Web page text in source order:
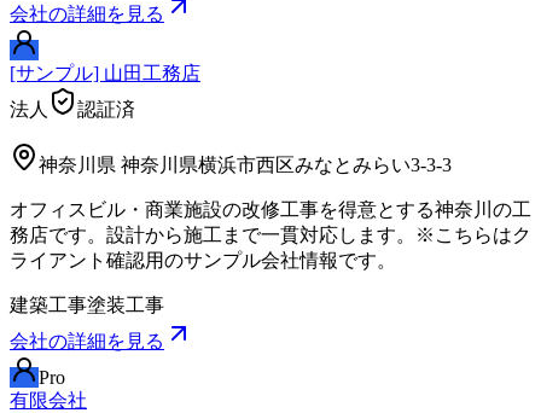
会社の詳細を見る
[サンプル] 山田工務店
法人
認証済
神奈川県 神奈川県横浜市西区みなとみらい3-3-3
オフィスビル・商業施設の改修工事を得意とする神奈川の工
務店です。設計から施工まで一貫対応します。※こちらはク
ライアント確認用のサンプル会社情報です。
建築工事塗装工事
会社の詳細を見る
Pro
有限会社